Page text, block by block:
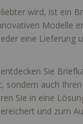
wird, ist ein
Modelle
eine
Sie
auch
Sie in eine
und zum